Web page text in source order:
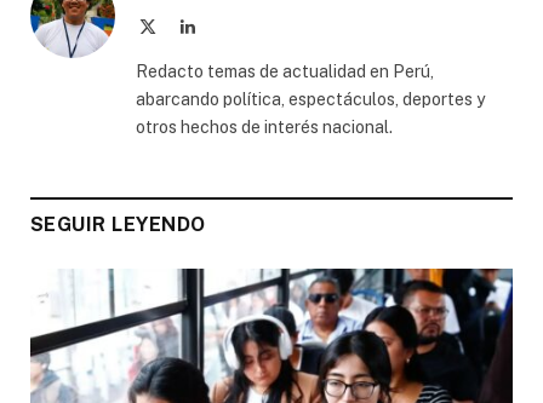
LinkedIn
Redacto temas de actualidad en Perú,
abarcando política, espectáculos, deportes y
otros hechos de interés nacional.
SEGUIR LEYENDO